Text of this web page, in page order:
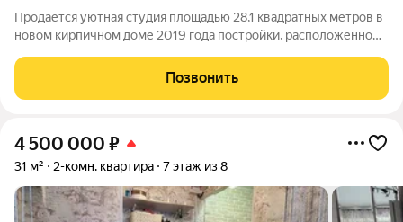
Продаётся уютная студия площадью 28,1 квадратных метров в
новом кирпичном доме 2019 года постройки, расположенном
Квартира находится на седьмом этаже десятиэтажного дома,
что обеспечивает
Позвонить
4 500 000 ₽
31 м² 2-комн. квартира 7 этаж из 8